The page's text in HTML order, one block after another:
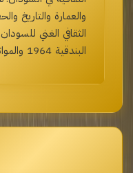
والعمارة والتاريخ
الثقافي الغني
البندقية 1964 والمواثيق الدولية الأخرى لحفظ التراث.